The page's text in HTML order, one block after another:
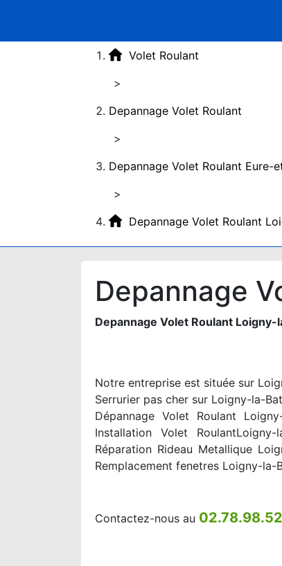
Volet Roulant
>
Depannage Volet Roulant
>
Depannage Volet Roulant Eure-
>
Depannage Volet Roulant
Depannage
Depannage Volet Roulant
Notre entreprise est située sur
Serrurier pas cher sur Loigny-la-
Dépannage Volet Roulant
Installation Volet
Réparation Rideau Metallique
Remplacement fenetres Loigny-la-
Contactez-nous au